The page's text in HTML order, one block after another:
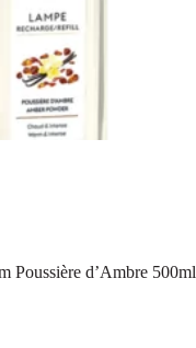
Poussière d’Ambre 500ml